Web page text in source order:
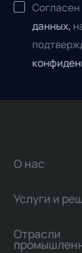
Согласен
данных,
О нас
Услуги и
Отрасли